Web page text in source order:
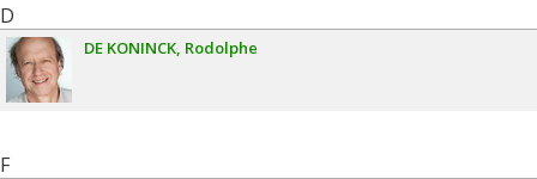
D
DE KONINCK Rodolphe
F